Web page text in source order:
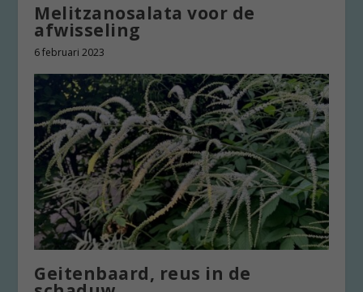
Melitzanosalata voor de
afwisseling
6 februari 2023
Geitenbaard, reus in de